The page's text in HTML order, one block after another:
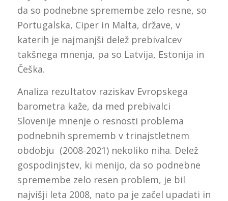
da so podnebne spremembe zelo resne, so
Portugalska, Ciper in Malta, države, v
katerih je najmanjši delež prebivalcev
takšnega mnenja, pa so Latvija, Estonija in
Češka.
Analiza rezultatov raziskav Evropskega
barometra kaže, da med prebivalci
Slovenije mnenje o resnosti problema
podnebnih sprememb v trinajstletnem
obdobju (2008-2021) nekoliko niha. Delež
gospodinjstev, ki menijo, da so podnebne
spremembe zelo resen problem, je bil
najvišji leta 2008, nato pa je začel upadati in